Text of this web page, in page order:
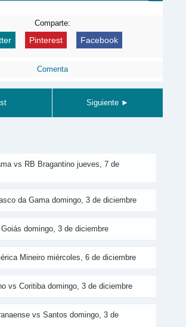
Comparte:
Pinterest Facebook
Comenta
Siguiente ►
vs RB Bragantino jueves, 7 de
da Gama domingo, 3 de diciembre
domingo, 3 de diciembre
Mineiro miércoles, 6 de diciembre
vs Coritiba domingo, 3 de diciembre
vs Santos domingo, 3 de